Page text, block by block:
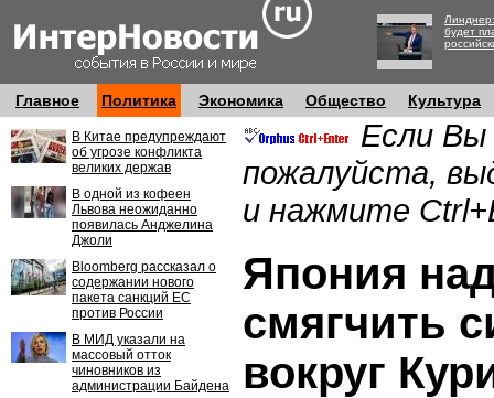
будет
Главное Политика Экономика Общество Культура
В Китае предупреждают
об угрозе конфликта
великих держав
В одной из кофеен
Львова неожиданно
появилась Анджелина
Джоли
Bloomberg рассказал о
содержании нового
пакета санкций ЕС
против России
В МИД указали на
массовый отток
чиновников из
администрации Байдена
Если Вы
пожалуйста,
и нажмите
Япония
смягчить
вокруг